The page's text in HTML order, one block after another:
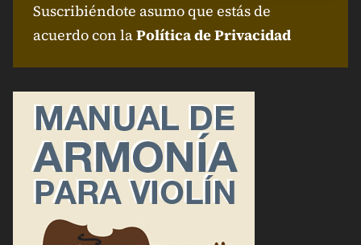
Suscribiéndote asumo que estás de
acuerdo con laPolítica de Privacidad